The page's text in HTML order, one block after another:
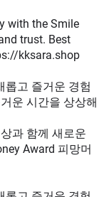
with the Smile
trust. Best
kksara.shop
롭고 즐거운 경험
운 시간을 상상해
과 함께 새로운
Award 피망머